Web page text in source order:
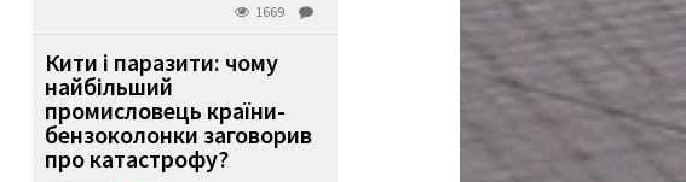
1669
Кити і паразити: чому
найбільший
промисловець країни-
бензоколонки заговорив
про катастрофу?